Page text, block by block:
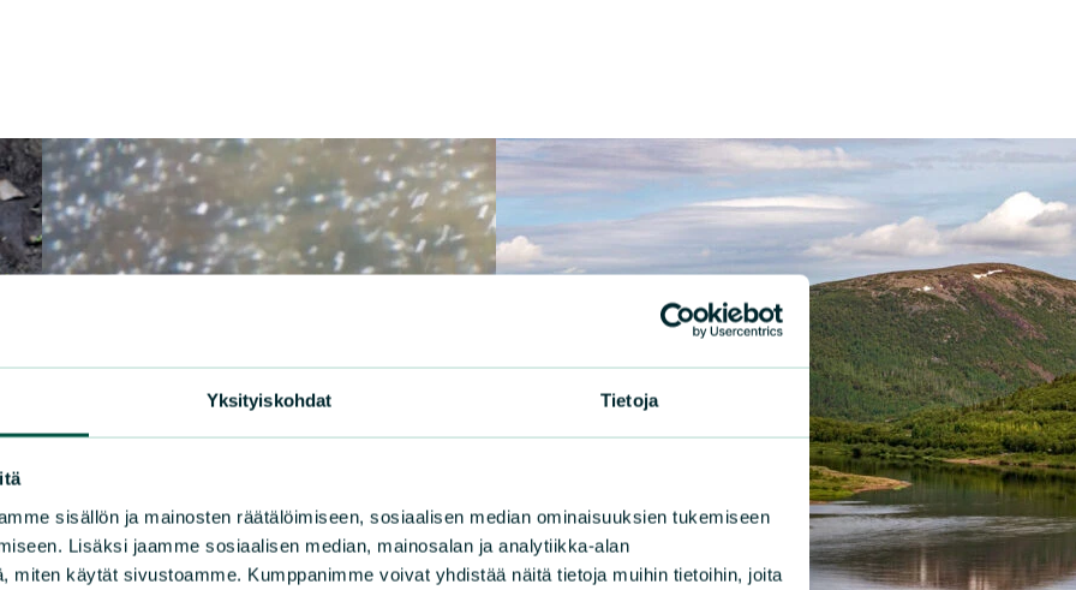
Yksityiskohdat Tietoja
sisällön ja mainosten räätälöimiseen, sosiaalisen median ominaisuuksien tukemiseen
Lisäksi jaamme sosiaalisen median, mainosalan ja analytiikka-alan
miten käytät sivustoamme. Kumppanimme voivat yhdistää näitä tietoja muihin tietoihin, joita